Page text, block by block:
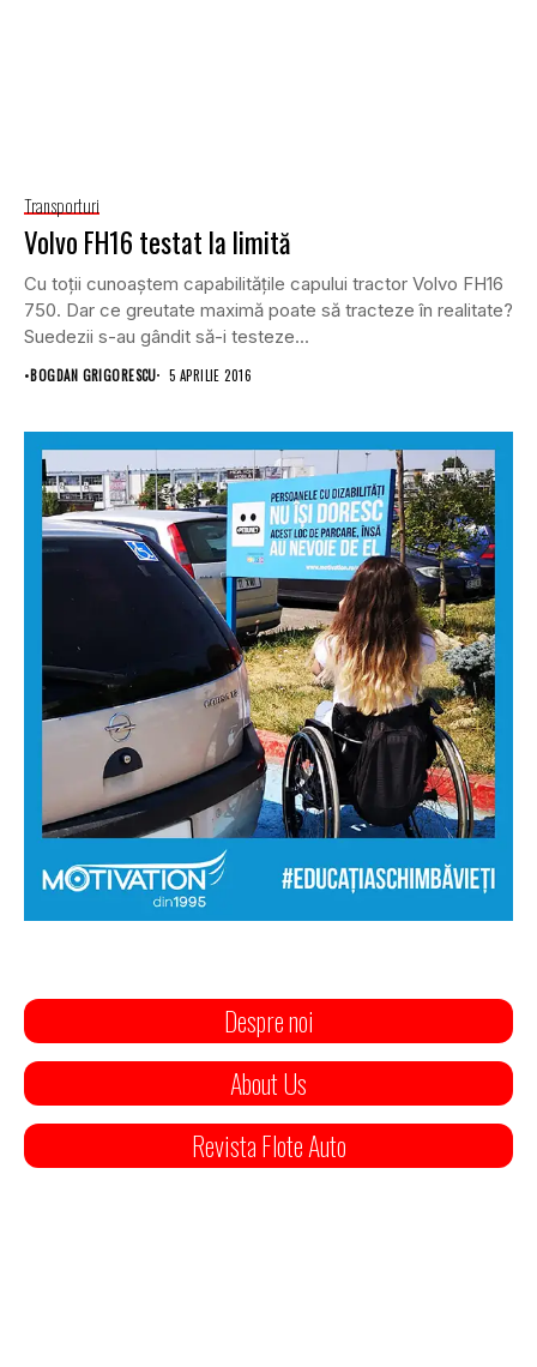
Transporturi
Volvo FH16 testat la limită
Cu toții cunoaștem capabilitățile capului tractor Volvo FH16
750. Dar ce greutate maximă poate să tracteze în realitate?
Suedezii s-au gândit să-i testeze...
•BOGDAN GRIGORESCU 5 APRILIE 2016
Despre noi
About Us
Revista Flote Auto